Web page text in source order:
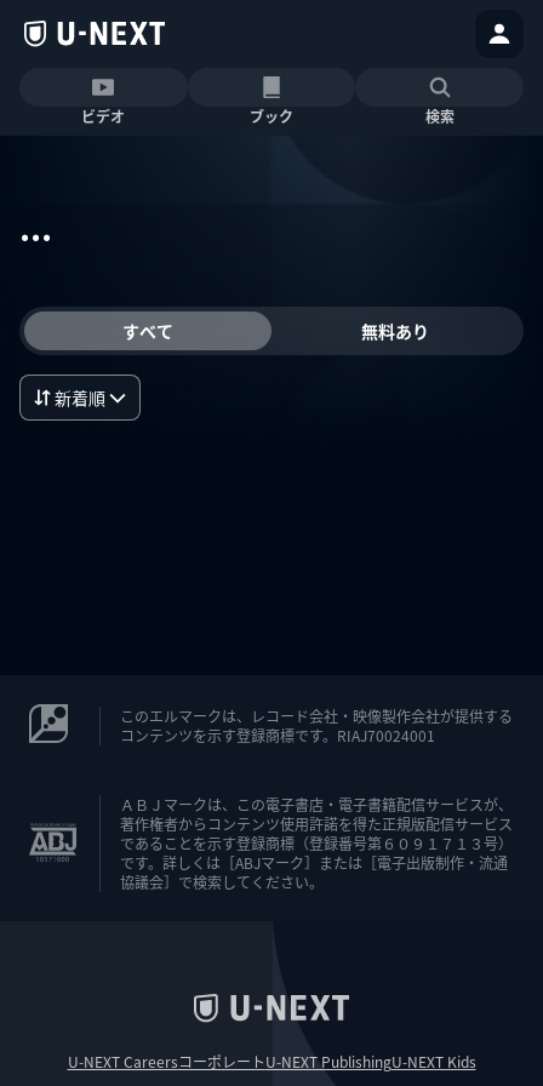
ビデオ ブック 検索
...
すべて 無料あり
新着順
このエルマークは、レコード会社・映像製作会社が提供する
コンテンツを示す登録商標です。RIAJ70024001
ＡＢＪマークは、この電子書店・電子書籍配信サービスが、
著作権者からコンテンツ使用許諾を得た正規版配信サービス
であることを示す登録商標（登録番号第６０９１７１３号）
です。詳しくは［ABJマーク］または［電子出版制作・流通
協議会］で検索してください。
U-NEXT CareersコーポレートU-NEXT PublishingU-NEXT Kids